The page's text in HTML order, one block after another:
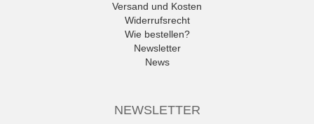
Versand und Kosten
Widerrufsrecht
Wie bestellen?
Newsletter
News
NEWSLETTER